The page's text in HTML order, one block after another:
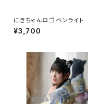
にきちゃんロゴ ペンライト
¥3,700